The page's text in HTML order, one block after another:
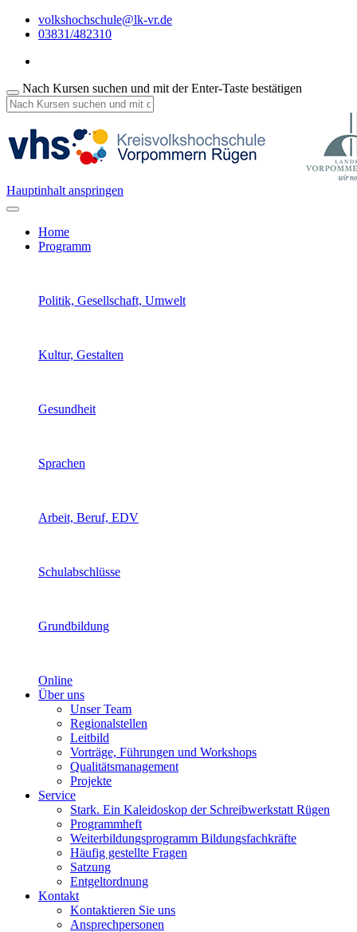
volkshochschule@lk-vr.de
03831/482310
Nach Kursen suchen und mit der Enter-Taste bestätigen
Hauptinhalt anspringen
Home
Programm
Politik, Gesellschaft, Umwelt
Kultur, Gestalten
Gesundheit
Sprachen
Arbeit, Beruf, EDV
Schulabschlüsse
Grundbildung
Online
Über uns
Unser Team
Regionalstellen
Leitbild
Vorträge, Führungen und Workshops
Qualitätsmanagement
Projekte
Service
Stark. Ein Kaleidoskop der Schreibwerkstatt Rügen
Programmheft
Weiterbildungsprogramm Bildungsfachkräfte
Häufig gestellte Fragen
Satzung
Entgeltordnung
Kontakt
Kontaktieren Sie uns
Ansprechpersonen